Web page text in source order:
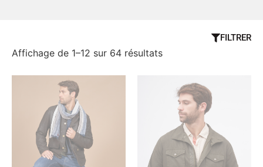
Affichage de 1–12 sur 64 résultats
FILTRER